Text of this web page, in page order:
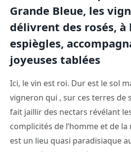
Grande Bleue, les
délivrent des rosés,
espiègles,
joyeuses tablées
Ici, le vin est roi. Dur est le sol
vigneron qui , sur ces terres de
fait jaillir des nectars révélant
complicités de l’homme et de la
est un lieu quasi paradisiaque